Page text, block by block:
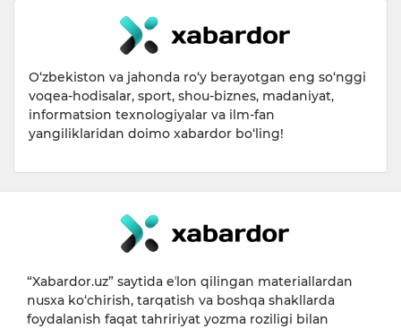
O‘zbekiston va jahonda ro‘y berayotgan eng so‘nggi
voqea-hodisalar, sport, shou-biznes, madaniyat,
informatsion texnologiyalar va ilm-fan
yangiliklaridan doimo xabardor bo‘ling!
“Xabardor.uz” saytida eʼlon qilingan materiallardan
nusxa ko‘chirish, tarqatish va boshqa shakllarda
foydalanish faqat tahririyat yozma roziligi bilan